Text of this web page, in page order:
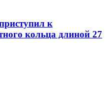
к
кольца длиной 27